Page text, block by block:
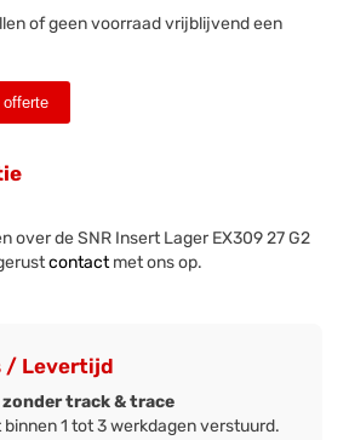
of geen voorraad vrijblijvend een
offerte
over de SNR Insert Lager EX309 27 G2
contactmet ons op.
/ Levertijd
track & trace
1 tot 3 werkdagen verstuurd.